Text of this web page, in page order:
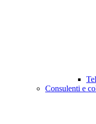
Consulenti e